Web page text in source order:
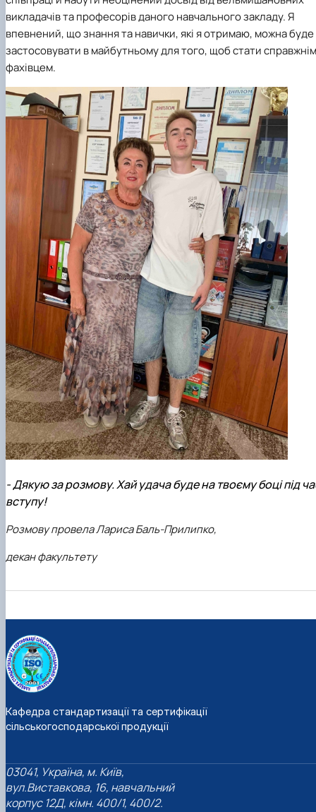
викладачів та професорів даного навчального закладу. Я
впевнений, що знання та навички, які я отримаю, можна буде
застосовувати в майбутньому для того, щоб стати справжнім
фахівцем.
- Дякую за розмову. Хай удача буде на твоєму боці під
вступу!
Розмову провела Лариса Баль-Прилипко,
декан факультету
Кафедра стандартизації та сертифікації
сільськогосподарської продукції
03041, Україна, м. Київ,
вул.Виставкова, 16, навчальний
корпус 12Д, кімн. 400/1, 400/2.